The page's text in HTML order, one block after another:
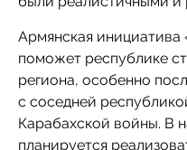
Армянская
поможет республике
региона, особенно
с соседней
Карабахской войны. В
планируется